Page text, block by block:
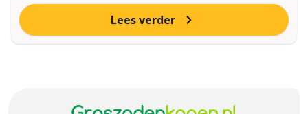
Lees verder